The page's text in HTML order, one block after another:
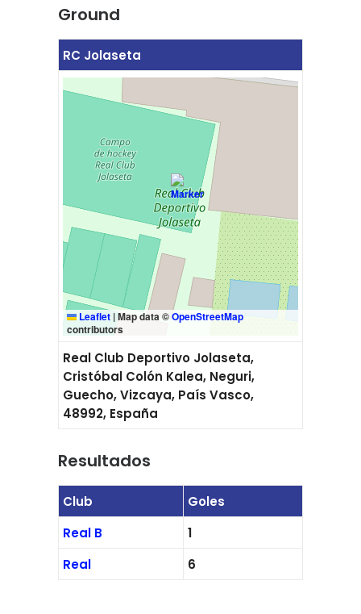
Ground
RC Jolaseta
Leaflet |Map data ©OpenStreetMap
contributors
Real Club Deportivo Jolaseta,
Cristóbal Colón Kalea, Neguri,
Guecho, Vizcaya, País Vasco,
48992, España
Resultados
Club
Goles
Real B
1
Real
6